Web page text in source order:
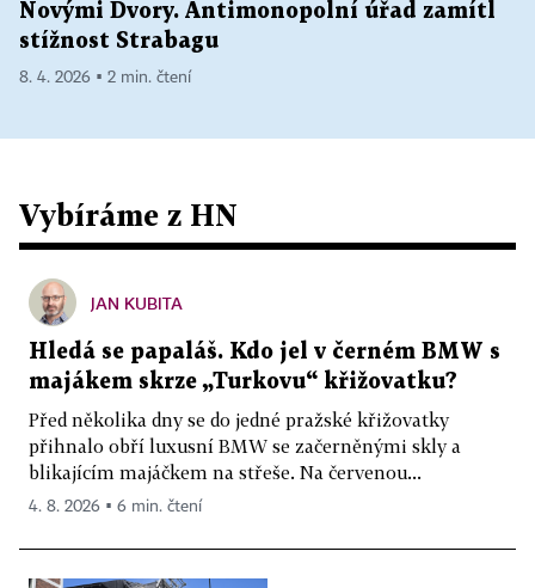
Novými Dvory. Antimonopolní úřad zamítl
stížnost Strabagu
8. 4. 2026 ▪ 2 min. čtení
Vybíráme z HN
JAN KUBITA
Hledá se papaláš. Kdo jel v černém BMW s
majákem skrze „Turkovu“ křižovatku?
Před několika dny se do jedné pražské křižovatky
přihnalo obří luxusní BMW se začerněnými skly a
blikajícím majáčkem na střeše. Na červenou...
4. 8. 2026 ▪ 6 min. čtení